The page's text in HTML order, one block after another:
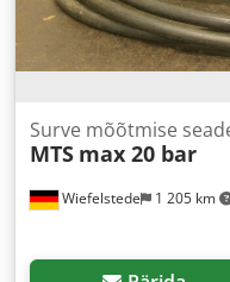
Wiefelstede 1 205 km
Surve mõõtmise
MTS max 20 bar